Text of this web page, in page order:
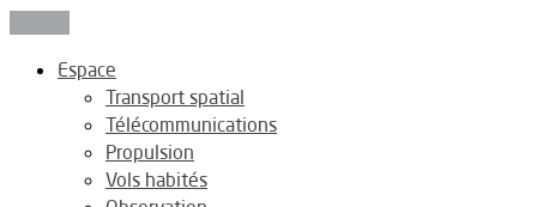
Espace
Transport spatial
Télécommunications
Propulsion
Vols habités